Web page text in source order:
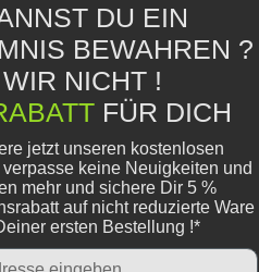
DU EIN
BEWAHREN ?
WIR NICHT !
FÜR DICH
jetzt unseren kostenlosen
verpasse keine Neuigkeiten und
mehr und sichere Dir 5 %
auf nicht reduzierte Ware
ersten Bestellung !*